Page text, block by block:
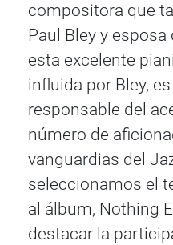
compositora que
Paul Bley y esposa
esta excelente
influida por Bley,
responsable del
número de
vanguardias del
seleccionamos el
al álbum, Nothing
destacar la